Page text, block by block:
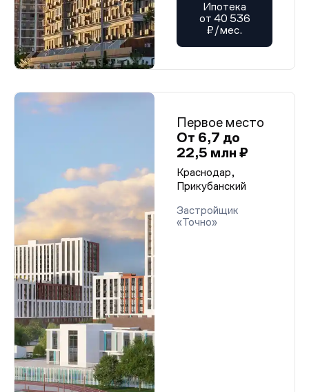
Ипотека
от 40 536
₽/мес.
Первое место
От 6,7 до
22,5 млн ₽
Краснодар,
Прикубанский
Застройщик
«Точно»